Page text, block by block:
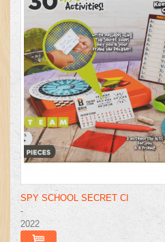
SPY SCHOOL SECRET CI
-
2022